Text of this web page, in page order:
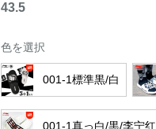
43.5
色を選択
001-1標準黒/白
001-1真っ白/黒/李宁红